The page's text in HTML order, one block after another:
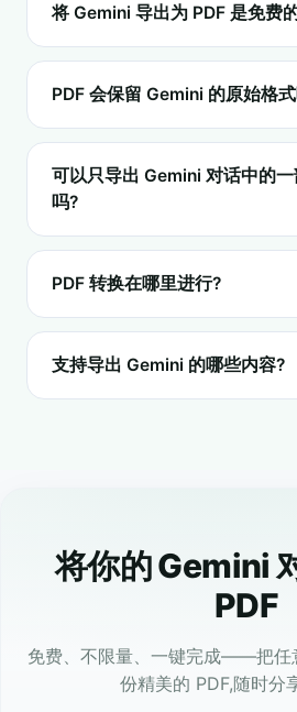
将 Gemini 导出为 PDF 是免费
PDF 会保留 Gemini 的原始格
可以只导出 Gemini 对话中的
吗?
PDF 转换在哪里进行?
支持导出 Gemini 的哪些内容?
将你的 Gemini
PDF
免费、不限量、一键完成——把任
份精美的 PDF,随时分